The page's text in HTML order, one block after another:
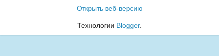
Открыть веб-версию
Технологии Blogger.